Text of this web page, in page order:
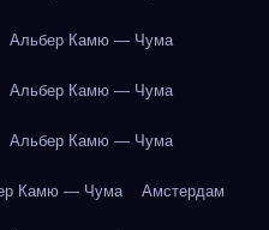
Альбер Камю — Чума
Альбер Камю — Чума
Альбер Камю — Чума
Камю — Чума Амстердам